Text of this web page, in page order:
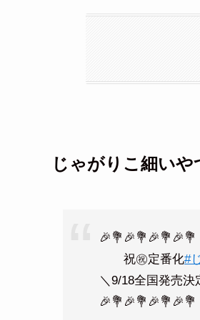
じゃがりこ細いや
🎉💐🎉💐🎉💐🎉💐
祝㊗定番化#
＼9/18全国発売決定
🎉💐🎉💐🎉💐🎉💐